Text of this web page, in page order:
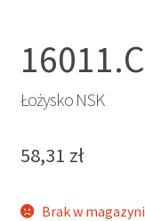
Łożysko NSK
58,31 zł
Brak w